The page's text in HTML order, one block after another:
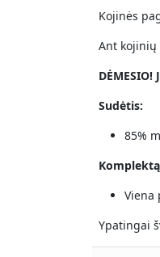
Kojinės
Ant kojinių
Sudėtis:
85%
Viena
Ypatingai